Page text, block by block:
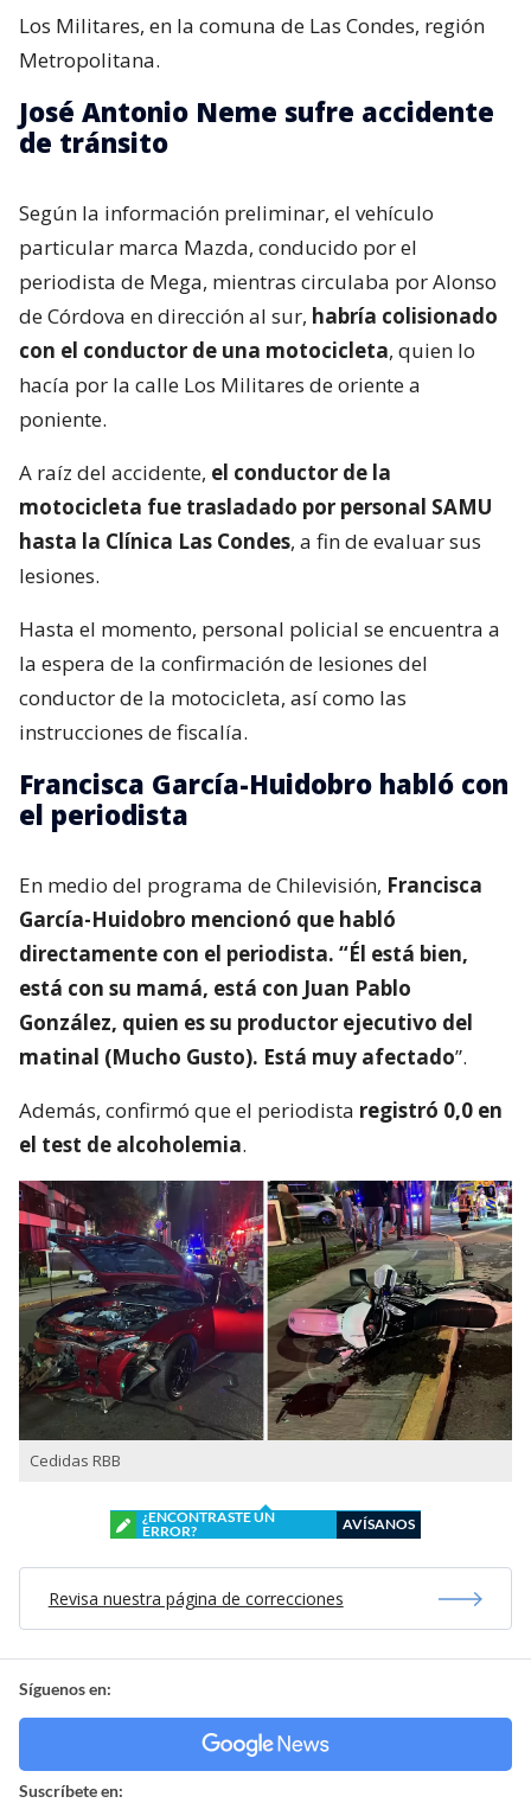
Los Militares, en la comuna de Las Condes, región
Metropolitana.
José Antonio Neme sufre accidente
de tránsito
Según la información preliminar, el vehículo
particular marca Mazda, conducido por el
periodista de Mega, mientras circulaba por Alonso
de Córdova en dirección al sur, habría colisionado
con el conductor de una motocicleta, quien lo
hacía por la calle Los Militares de oriente a
poniente.
A raíz del accidente, el conductor de la
motocicleta fue trasladado por personal SAMU
hasta la Clínica Las Condes, a fin de evaluar sus
lesiones.
Hasta el momento, personal policial se encuentra a
la espera de la confirmación de lesiones del
conductor de la motocicleta, así como las
instrucciones de fiscalía.
Francisca García-Huidobro habló con
el periodista
En medio del programa de Chilevisión, Francisca
García-Huidobro mencionó que habló
directamente con el periodista. “Él está bien,
está con su mamá, está con Juan Pablo
González, quien es su productor ejecutivo del
matinal (Mucho Gusto). Está muy afectado”.
Además, confirmó que el periodista registró 0,0 en
el test de alcoholemia.
Cedidas RBB
¿ENCONTRASTE UN
ERROR?
AVÍSANOS
Revisa nuestra página de correcciones
Síguenos en:
Suscríbete en: